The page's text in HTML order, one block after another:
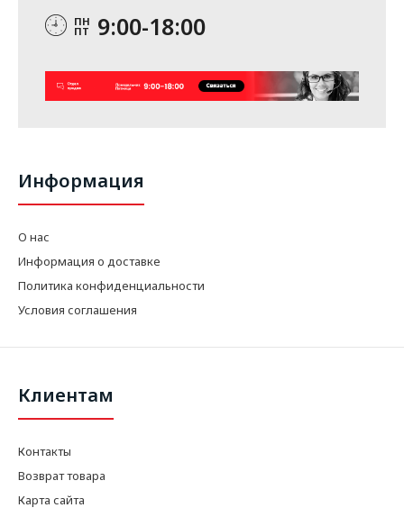
ПН
ПТ 9:00-18:00
Информация
О нас
Информация о доставке
Политика конфиденциальности
Условия соглашения
Клиентам
Контакты
Возврат товара
Карта сайта